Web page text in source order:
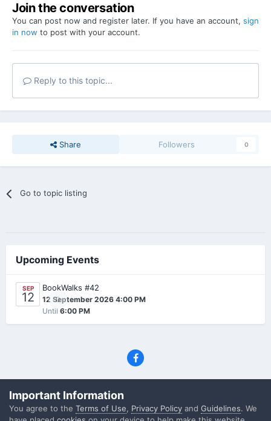
Join the conversation
You can post now and register later. If you have an account, sign
in now to post with your account.
Reply to this topic...
Share Followers 0
Go to topic listing
Upcoming Events
SEP
12 0
BookWalks #42
12 September 2026 4:00 PM
Until 6:00 PM
(C) SFF.gr, All rights reserved
Powered by Invision Community
Important Information
You agree to the Terms of Use, Privacy Policy and Guidelines. We